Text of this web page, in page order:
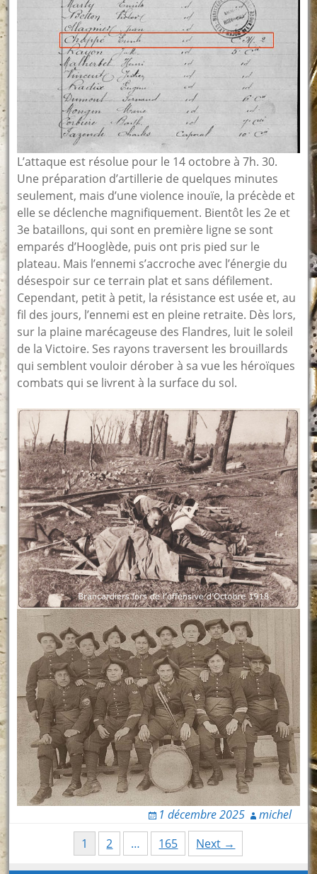
L’attaque est résolue pour le 14 octobre à 7h. 30.
Une préparation d’artillerie de quelques minutes
seulement, mais d’une violence inouïe, la précède et
elle se déclenche magnifiquement. Bientôt les 2e et
3e bataillons, qui sont en première ligne se sont
emparés d’Hooglède, puis ont pris pied sur le
plateau. Mais l’ennemi s’accroche avec l’énergie du
désespoir sur ce terrain plat et sans défilement.
Cependant, petit à petit, la résistance est usée et, au
fil des jours, l’ennemi est en pleine retraite. Dès lors,
sur la plaine marécageuse des Flandres, luit le soleil
de la Victoire. Ses rayons traversent les brouillards
qui semblent vouloir dérober à sa vue les héroïques
combats qui se livrent à la surface du sol.
1 décembre 2025 michel
Posts 1 2 … 165 Next →